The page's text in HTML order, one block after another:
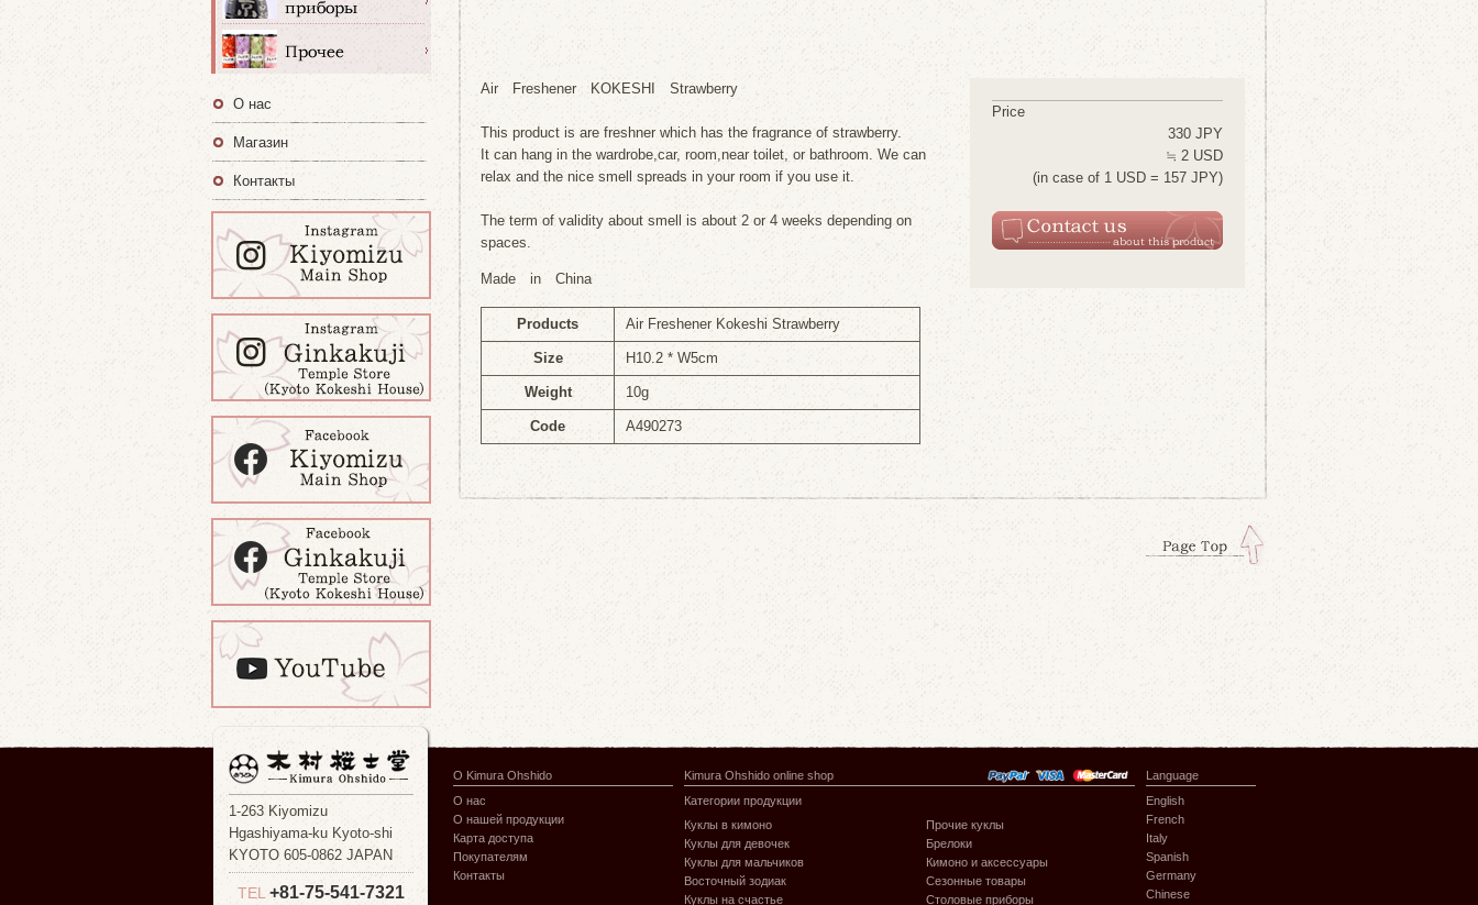
Air Freshener KOKESHI Strawberry
This product is are freshner which has the fragrance of strawberry.
It can hang in the wardrobe,car, room,near toilet, or bathroom. We can
relax and the nice smell spreads in your room if you use it.
The term of validity about smell is about 2 or 4 weeks depending on
spaces.
Made in China
Products Air Freshener Kokeshi Strawberry
Size H10.2 * W5cm
Weight 10g
Code A490273
Price
330 JPY
≒ 2 USD
(in case of 1 USD = 157 JPY)
О нас
Магазин
Контакты
1-263 Kiyomizu
Hgashiyama-ku Kyoto-shi
KYOTO 605-0862 JAPAN
TEL +81-75-541-7321
О Kimura Ohshido
О нас
О нашей продукции
Карта доступа
Покупателям
Контакты
Kimura Ohshido online shop
Категории продукции
Куклы в кимоно
Куклы для девочек
Куклы для мальчиков
Восточный зодиак
Куклы на счастье
Прочие куклы
Брелоки
Кимоно и аксессуары
Сезонные товары
Столовые приборы
Language
English
French
Italy
Spanish
Germany
Chinese